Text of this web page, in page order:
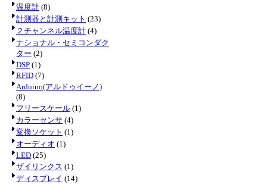
温度計 (8)
計測器と計測キット (23)
２チャンネル温度計 (4)
ナショナル・セミコンダク
ター (2)
DSP (1)
RFID (7)
Arduino(アルドゥイーノ)
(8)
フリースケール (1)
カラーセンサ (4)
変換ソケット (1)
オーディオ (1)
LED (25)
ザイリンクス (1)
ディスプレイ (14)